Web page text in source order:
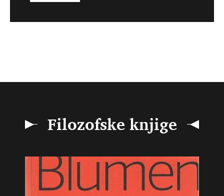
Filozofske knjige